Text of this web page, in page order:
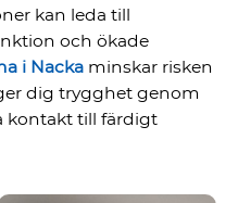
kan leda till
och ökade
i Nacka minskar risken
dig trygghet genom
kontakt till färdigt